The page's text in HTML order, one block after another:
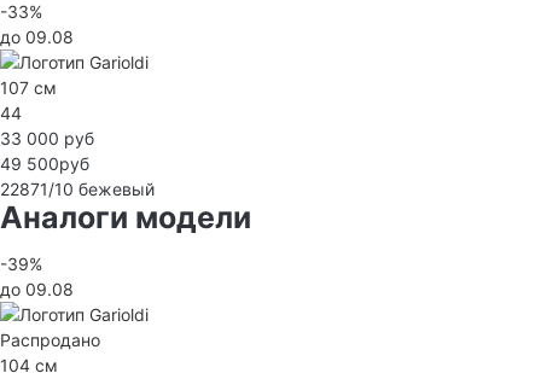
-33%
до 09.08
107 см
44
33 000 руб
49 500руб
22871/10 бежевый
Аналоги модели
-39%
до 09.08
Распродано
104 см